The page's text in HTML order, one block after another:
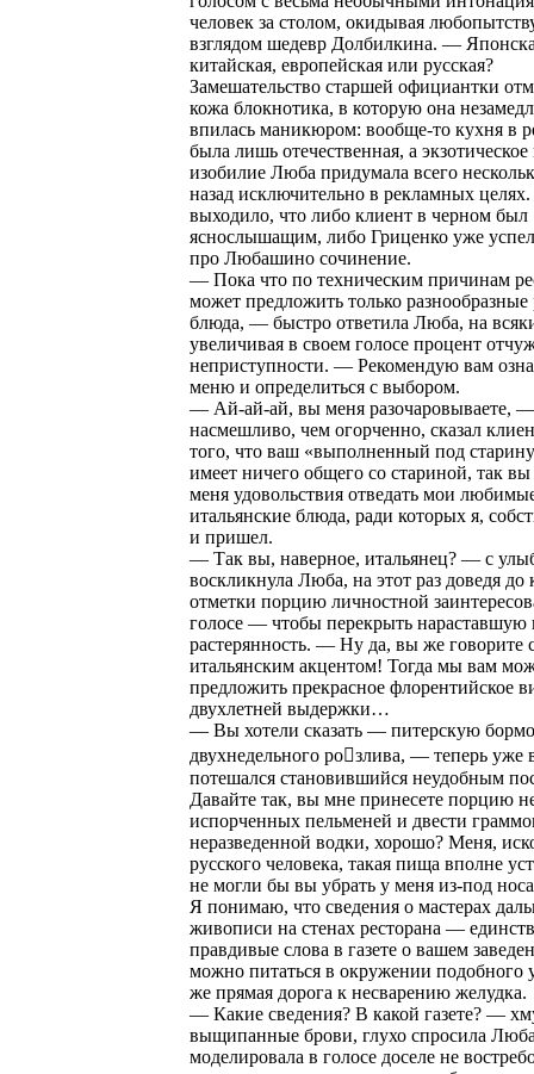
человек за столом, окидывая
взглядом шедевр Долбилкина. —
китайская, европейская или русская?
Замешательство старшей официантки
кожа блокнотика, в которую она
впилась маникюром: вообще-то кухня в
была лишь отечественная, а
изобилие Люба придумала всего
назад исключительно в рекламных
выходило, что либо клиент в черном был
яснослышащим, либо Гриценко уже
про Любашино сочинение.
— Пока что по техническим причинам
может предложить только разнообразные
блюда, — быстро ответила Люба, на
увеличивая в своем голосе процент
неприступности. — Рекомендую вам
меню и определиться с выбором.
— Ай-ай-ай, вы меня разочаровываете, —
насмешливо, чем огорченно, сказал
того, что ваш «выполненный под
имеет ничего общего со стариной, так
меня удовольствия отведать мои
итальянские блюда, ради которых я,
и пришел.
— Так вы, наверное, итальянец? — с
воскликнула Люба, на этот раз доведя до
отметки порцию личностной
голосе — чтобы перекрыть нараставшую
растерянность. — Ну да, вы же говорите
итальянским акцентом! Тогда мы вам
предложить прекрасное флорентийское
двухлетней выдержки…
— Вы хотели сказать — питерскую
двухнедельного розлива, — теперь уже
потешался становившийся неудобным
Давайте так, вы мне принесете порцию
испорченных пельменей и двести
неразведенной водки, хорошо? Меня,
русского человека, такая пища вполне
не могли бы вы убрать у меня из-под
Я понимаю, что сведения о мастерах
живописи на стенах ресторана —
правдивые слова в газете о вашем
можно питаться в окружении подобного
же прямая дорога к несварению желудка.
— Какие сведения? В какой газете? —
выщипанные брови, глухо спросила
моделировала в голосе доселе не